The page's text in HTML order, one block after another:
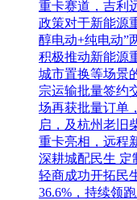
重卡赛道，吉利
政策对于新能源
醇电动+纯电动”
积极推动新能源
城市置换等场景
宗运输批量签约
场再获批量订单
启，及杭州老旧
重卡亮相，远程
深耕城配民生
轻商成功开拓民
36.6%，持续领